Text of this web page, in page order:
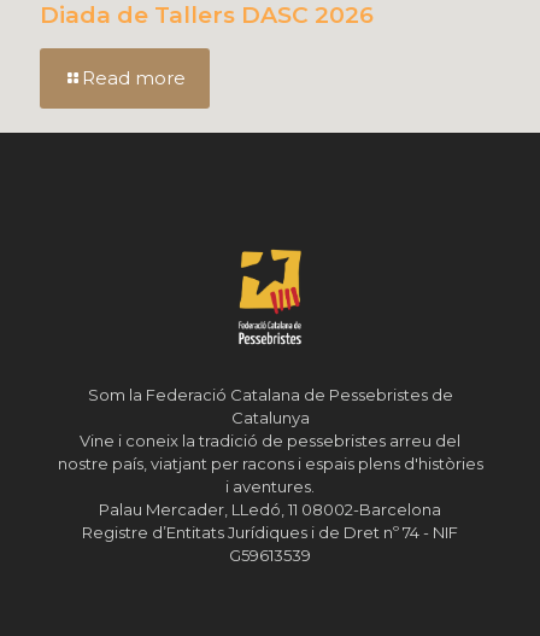
Diada de Tallers DASC 2026
Read more
Som la Federació Catalana de Pessebristes de
Catalunya
Vine i coneix la tradició de pessebristes arreu del
nostre país, viatjant per racons i espais plens d'històries
i aventures.
Palau Mercader, LLedó, 11 08002-Barcelona
Registre d’Entitats Jurídiques i de Dret nº 74 - NIF
G59613539